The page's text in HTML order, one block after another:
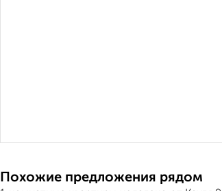
Похожие предложения рядом